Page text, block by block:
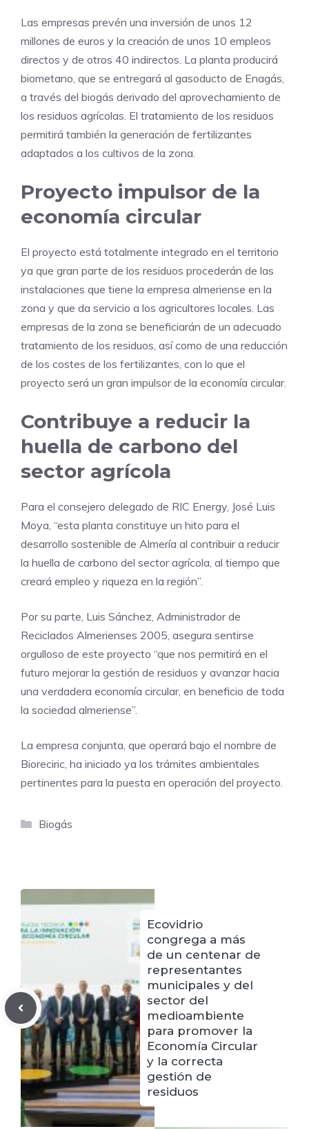
Las empresas prevén una inversión de unos 12
millones de euros y la creación de unos 10 empleos
directos y de otros 40 indirectos. La planta producirá
biometano, que se entregará al gasoducto de Enagás,
a través del biogás derivado del aprovechamiento de
los residuos agrícolas. El tratamiento de los residuos
permitirá también la generación de fertilizantes
adaptados a los cultivos de la zona.
Proyecto impulsor de la
economía circular
El proyecto está totalmente integrado en el territorio
ya que gran parte de los residuos procederán de las
instalaciones que tiene la empresa almeriense en la
zona y que da servicio a los agricultores locales. Las
empresas de la zona se beneficiarán de un adecuado
tratamiento de los residuos, así como de una reducción
de los costes de los fertilizantes, con lo que el
proyecto será un gran impulsor de la economía circular.
Contribuye a reducir la
huella de carbono del
sector agrícola
Para el consejero delegado de RIC Energy, José Luis
Moya, “esta planta constituye un hito para el
desarrollo sostenible de Almería al contribuir a reducir
la huella de carbono del sector agrícola, al tiempo que
creará empleo y riqueza en la región”.
Por su parte, Luis Sánchez, Administrador de
Reciclados Almerienses 2005, asegura sentirse
orgulloso de este proyecto “que nos permitirá en el
futuro mejorar la gestión de residuos y avanzar hacia
una verdadera economía circular, en beneficio de toda
la sociedad almeriense”.
La empresa conjunta, que operará bajo el nombre de
Bioreciric, ha iniciado ya los trámites ambientales
pertinentes para la puesta en operación del proyecto.
Categorías
Biogás
Ecovidrio
congrega a más
de un centenar de
representantes
municipales y del
sector del
medioambiente
para promover la
Economía Circular
y la correcta
gestión de
residuos